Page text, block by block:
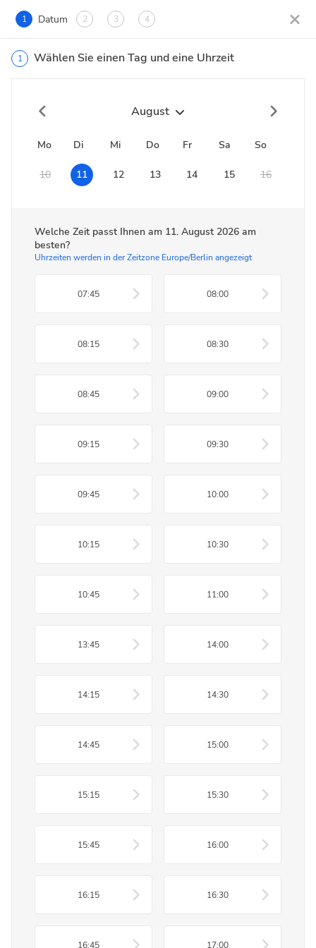
1 Datum 2 3 4
1 Wählen Sie einen Tag und eine Uhrzeit
August
Mo Di Mi Do Fr Sa So
10 11 12 13 14 15 16
Welche Zeit passt Ihnen am 11. August 2026 am
besten?
Uhrzeiten werden in der Zeitzone Europe/Berlin angezeigt
07:45 08:00
08:15 08:30
08:45 09:00
09:15 09:30
09:45 10:00
10:15 10:30
10:45 11:00
13:45 14:00
14:15 14:30
14:45 15:00
15:15 15:30
15:45 16:00
16:15 16:30
16:45 17:00